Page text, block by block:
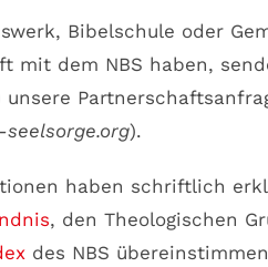
Bibelschule oder
mit dem NBS haben,
unsere
).
haben schriftlich
, den Theologischen
des NBS